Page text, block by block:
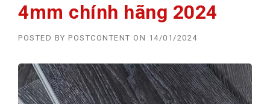
4mm chính hãng 2024
POSTED BY POSTCONTENT ON 14/01/2024